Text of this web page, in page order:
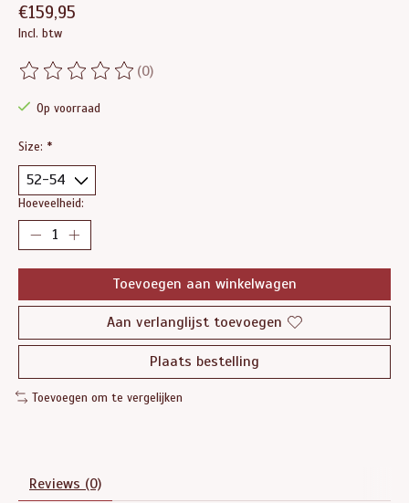
€159,95
Incl. btw
De beoordeling van dit product is
(0)
Op voorraad
Size: *
Hoeveelheid:
Toevoegen aan winkelwagen
Aan verlanglijst toevoegen
Plaats bestelling
Toevoegen om te vergelijken
Reviews (0)